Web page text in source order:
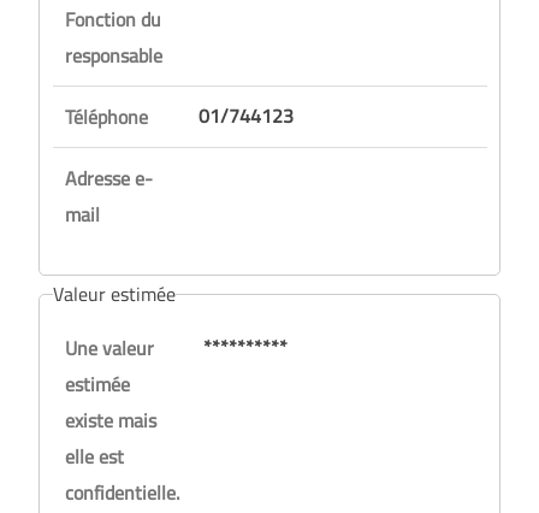
Fonction du
responsable
Téléphone
01/744123
Adresse e-
mail
Valeur estimée
Une valeur
estimée
existe mais
elle est
confidentielle.
**********